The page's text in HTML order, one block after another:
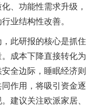
、功能性需求升级，
业结构性改善。
此研报的核心是抓住
成本下降直接转化为
全边际，睡眠经济则
作用，将吸引资金逐
建议关注欧派家居、